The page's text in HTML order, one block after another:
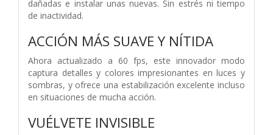
dañadas e instalar unas nuevas. Sin estrés ni tiempo
de inactividad.
ACCIÓN MÁS SUAVE Y NÍTIDA
Ahora actualizado a 60 fps, este innovador modo
captura detalles y colores impresionantes en luces y
sombras, y ofrece una estabilización excelente incluso
en situaciones de mucha acción.
VUÉLVETE INVISIBLE